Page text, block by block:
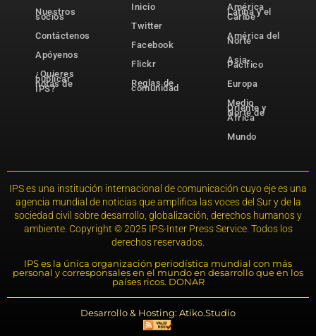
Nuestros
socios
Contáctenos
Apóyenos
¿Quieres
publicar
notas de
IPS?
Inicio
Twitter
Facebook
Flickr
Reglas de
comunidad
América
Latina y el
Caribe
América del
Norte
Asia-
Pacífico
Europa
Medio
Oriente y
Norte de
África
Mundo
IPS es una institución internacional de comunicación cuyo eje es una
agencia mundial de noticias que amplifica las voces del Sur y de la
sociedad civil sobre desarrollo, globalización, derechos humanos y
ambiente. Copyright © 2025 IPS-Inter Press Service. Todos los
derechos reservados.
IPS es la única organización periodística mundial con más
personal y corresponsales en el mundo en desarrollo que en los
países ricos. DONAR
Desarrollo & Hosting: Atiko.Studio